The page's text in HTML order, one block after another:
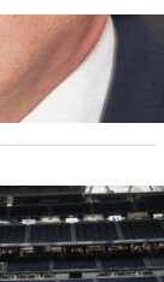
amerikan,
LDK-në, jo
dhe
në spital pas
në ndeshjet